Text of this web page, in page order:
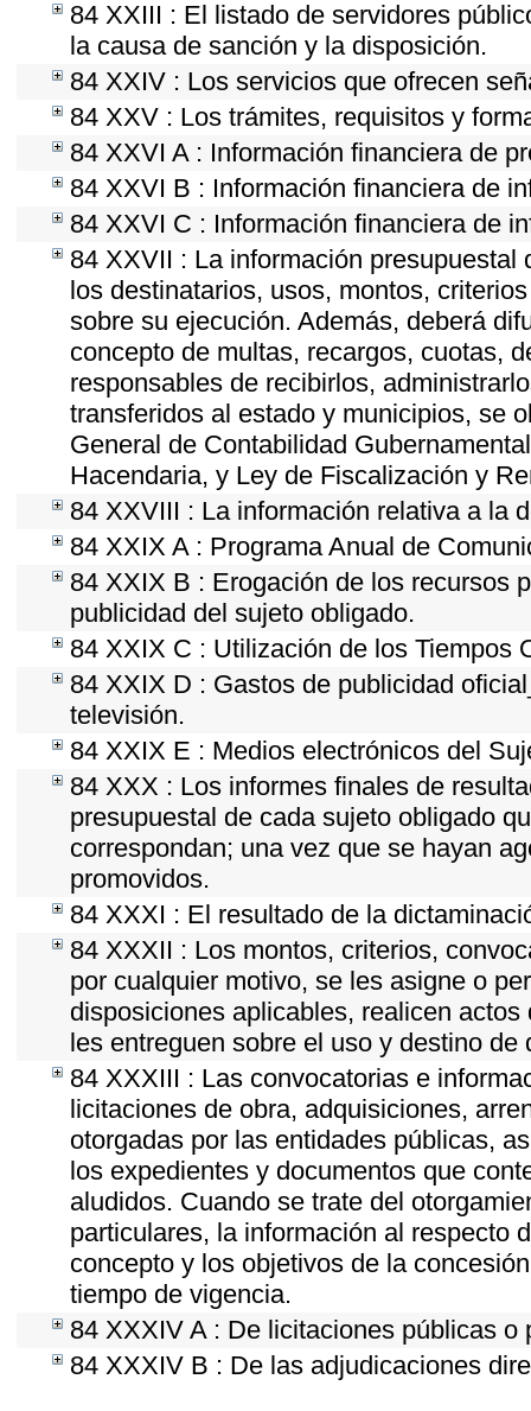
84 XXIII : El listado de servidores
la causa de sanción y la disposición.
84 XXIV : Los servicios que ofrecen
84 XXV : Los trámites, requisitos y
84 XXVI A : Información financiera de
84 XXVI B : Información financiera de
84 XXVI C : Información financiera de
84 XXVII : La información
los destinatarios, usos, montos,
sobre su ejecución. Además, deberá
concepto de multas, recargos, cuotas,
responsables de recibirlos,
transferidos al estado y municipios, se
General de Contabilidad
Hacendaria, y Ley de Fiscalización y
84 XXVIII : La información relativa a la
84 XXIX A : Programa Anual de
84 XXIX B : Erogación de los recursos
publicidad del sujeto obligado.
84 XXIX C : Utilización de los Tiempos
84 XXIX D : Gastos de publicidad
televisión.
84 XXIX E : Medios electrónicos del
84 XXX : Los informes finales de
presupuestal de cada sujeto obligado
correspondan; una vez que se hayan
promovidos.
84 XXXI : El resultado de la
84 XXXII : Los montos, criterios,
por cualquier motivo, se les asigne o
disposiciones aplicables, realicen
les entreguen sobre el uso y destino de
84 XXXIII : Las convocatorias e
licitaciones de obra, adquisiciones,
otorgadas por las entidades públicas,
los expedientes y documentos que
aludidos. Cuando se trate del
particulares, la información al respecto
concepto y los objetivos de la
tiempo de vigencia.
84 XXXIV A : De licitaciones públicas
84 XXXIV B : De las adjudicaciones